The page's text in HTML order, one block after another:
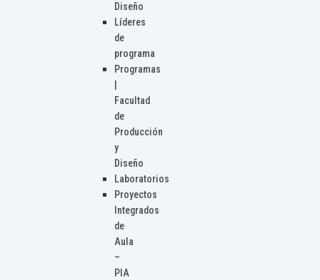
Diseño
Líderes
de
programa
Programas
Facultad
de
Producción
y
Diseño
Laboratorios
Proyectos
Integrados
de
Aula
–
PIA